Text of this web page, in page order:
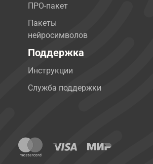
ПРО-пакет
Пакеты
нейросимволов
Поддержка
Инструкции
Служба поддержки